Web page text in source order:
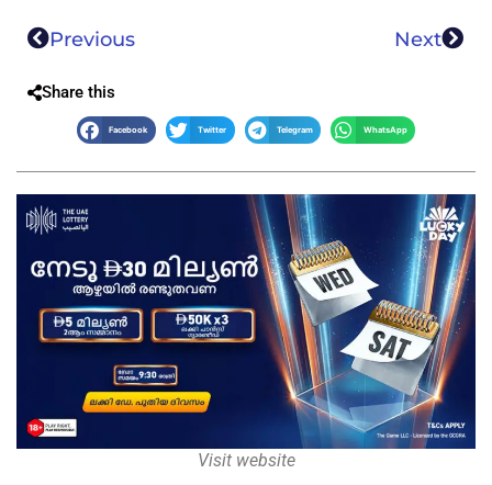
Previous Next
Share this
Facebook Twitter Telegram WhatsApp
Visit website